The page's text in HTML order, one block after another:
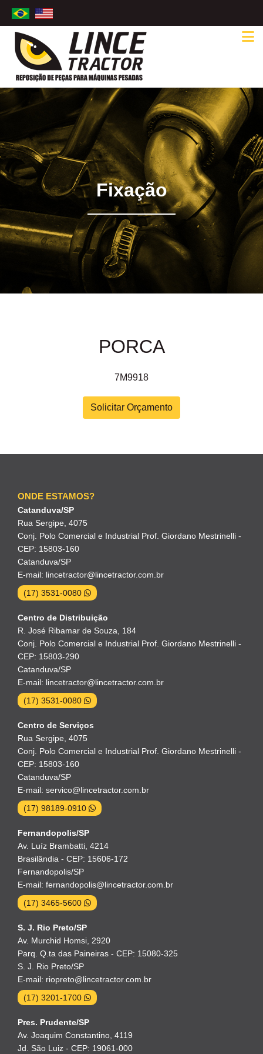
Fixação
PORCA
7M9918
Solicitar Orçamento
ONDE ESTAMOS?
Catanduva/SP
Rua Sergipe, 4075
Conj. Polo Comercial e Industrial Prof. Giordano Mestrinelli -
CEP: 15803-160
Catanduva/SP
E-mail: lincetractor@lincetractor.com.br
(17) 3531-0080
Centro de Distribuição
R. José Ribamar de Souza, 184
Conj. Polo Comercial e Industrial Prof. Giordano Mestrinelli -
CEP: 15803-290
Catanduva/SP
E-mail: lincetractor@lincetractor.com.br
(17) 3531-0080
Centro de Serviços
Rua Sergipe, 4075
Conj. Polo Comercial e Industrial Prof. Giordano Mestrinelli -
CEP: 15803-160
Catanduva/SP
E-mail: servico@lincetractor.com.br
(17) 98189-0910
Fernandopolis/SP
Av. Luíz Brambatti, 4214
Brasilândia - CEP: 15606-172
Fernandopolis/SP
E-mail: fernandopolis@lincetractor.com.br
(17) 3465-5600
S. J. Rio Preto/SP
Av. Murchid Homsi, 2920
Parq. Q.ta das Paineiras - CEP: 15080-325
S. J. Rio Preto/SP
E-mail: riopreto@lincetractor.com.br
(17) 3201-1700
Pres. Prudente/SP
Av. Joaquim Constantino, 4119
Jd. São Luiz - CEP: 19061-000